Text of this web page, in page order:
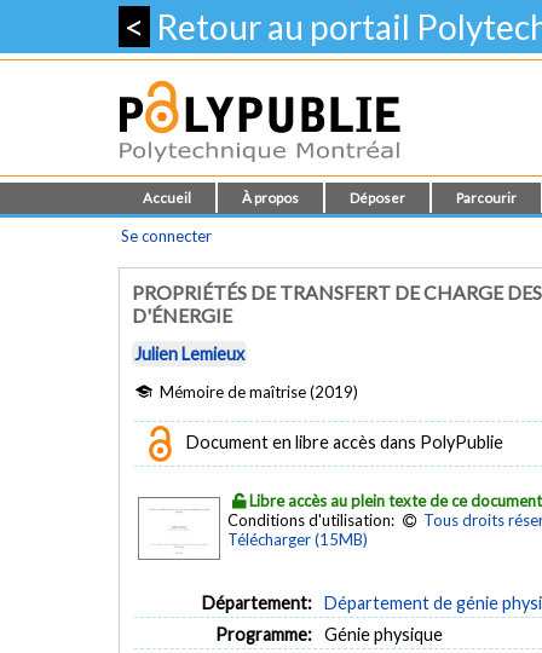
< Retour au portail
Accueil À propos Déposer Parcourir
Se connecter
PROPRIÉTÉS DE TRANSFERT DE CHARGE
D'ÉNERGIE
Julien Lemieux
Mémoire de maîtrise (2019)
Document en libre accès dans PolyPublie
Libre accès au plein texte de ce document
Conditions d'utilisation:
Tous droits
Télécharger (15MB)
Département: Département de génie
Programme: Génie physique